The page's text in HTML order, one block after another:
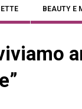
BEAUTY E